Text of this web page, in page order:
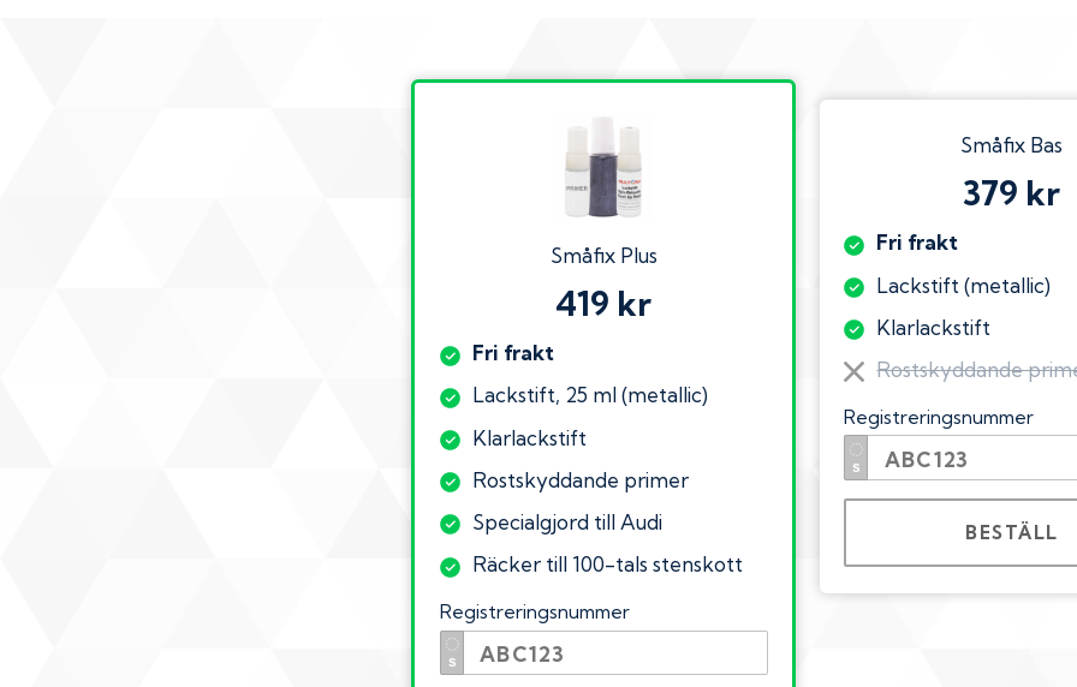
Småfix Plus
419 kr
Fri frakt
Lackstift, 25 ml (metallic)
Klarlackstift
Rostskyddande primer
Specialgjord till Audi
Räcker till 100-tals stenskott
Registreringsnummer
Småfix Bas
379 kr
Fri frakt
Lackstift (metallic)
Klarlackstift
Rostskyddande
Registreringsnummer
BESTÄLL